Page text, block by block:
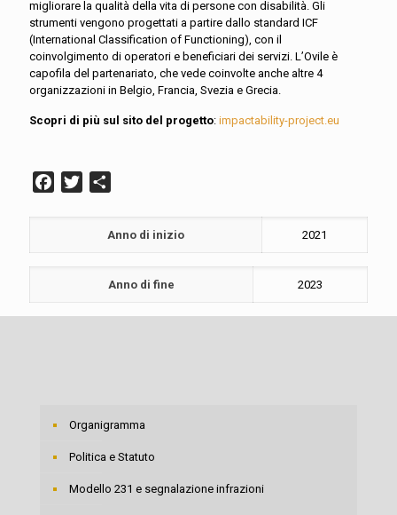
migliorare la qualità della vita di persone con disabilità. Gli
strumenti vengono progettati a partire dallo standard ICF
(International Classification of Functioning), con il
coinvolgimento di operatori e beneficiari dei servizi. L’Ovile è
capofila del partenariato, che vede coinvolte anche altre 4
organizzazioni in Belgio, Francia, Svezia e Grecia.
Scopri di più sul sito del progetto: impactability-project.eu
Facebook
Twitter
Anno di inizio 2021
Anno di fine 2023
Organigramma
Politica e Statuto
Modello 231 e segnalazione infrazioni